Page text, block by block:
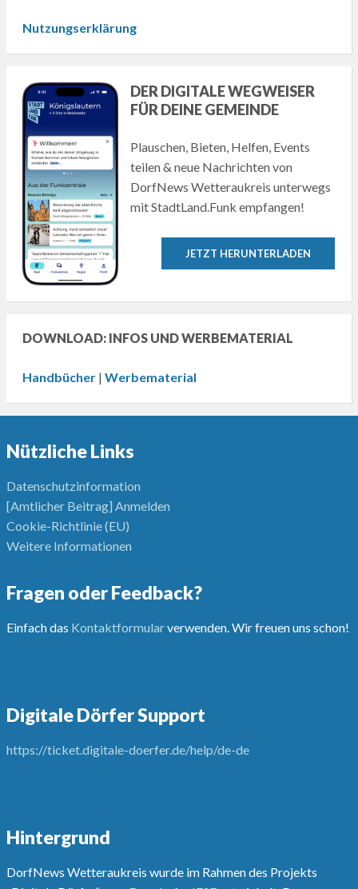
Nutzungserklärung
DER DIGITALE WEGWEISER
FÜR DEINE GEMEINDE
Plauschen, Bieten, Helfen, Events
teilen & neue Nachrichten von
DorfNews Wetteraukreis unterwegs
mit StadtLand.Funk empfangen!
JETZT HERUNTERLADEN
DOWNLOAD: INFOS UND WERBEMATERIAL
Handbücher| Werbematerial
Nützliche Links
Datenschutzinformation
[Amtlicher Beitrag] Anmelden
Cookie-Richtlinie (EU)
Weitere Informationen
Fragen oder Feedback?
Einfach das Kontaktformularverwenden. Wir freuen uns schon!
Digitale Dörfer Support
https://ticket.digitale-doerfer.de/help/de-de
Hintergrund
DorfNews Wetteraukreis wurde im Rahmen des Projekts